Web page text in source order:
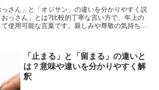
さん」と「オジサン」の違いを分かりやすく説
っさん」とは?比較的丁寧な言い方で、年上の
使用可能な言葉です。親しみや尊敬の気持ちを
「止まる」と「留まる」の違いと
は？意味や違いを分かりやすく解
釈